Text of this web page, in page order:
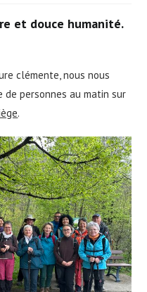
et douce humanité.
clémente, nous nous
de personnes au matin sur
.